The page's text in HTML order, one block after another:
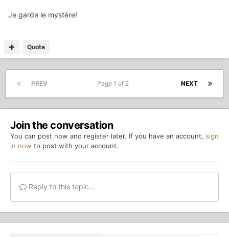
Je garde le mystère!
Quote
PREV NEXT
Page 1 of 2
Join the conversation
You can post now and register later. If you have an account, sign
in now to post with your account.
Reply to this topic...